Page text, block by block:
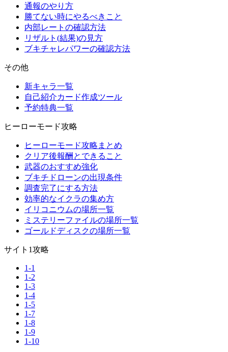
通報のやり方
勝てない時にやるべきこと
内部レートの確認方法
リザルト(結果)の見方
ブキチャレパワーの確認方法
その他
新キャラ一覧
自己紹介カード作成ツール
予約特典一覧
ヒーローモード攻略
ヒーローモード攻略まとめ
クリア後報酬とできること
武器のおすすめ強化
ブキチドローンの出現条件
調査完了にする方法
効率的なイクラの集め方
イリコニウムの場所一覧
ミステリーファイルの場所一覧
ゴールドディスクの場所一覧
サイト1攻略
1-1
1-2
1-3
1-4
1-5
1-7
1-8
1-9
1-10